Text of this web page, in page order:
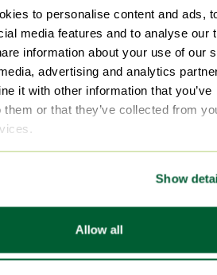
to personalise content and ads,
media features and to analyse our
information about your use of our
advertising and analytics
it with other information that you’ve
them or that they’ve collected from
Show
Allow all
Zwart leren 3
zitsbank
Verkocht voor € 150,-
Verkocht